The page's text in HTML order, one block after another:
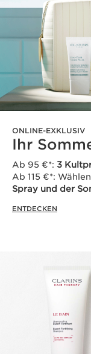
ONLINE-EXKLUSIV
Ihr
Ab 95 €*: 3
Ab 115 €*:
Spray und der
ENTDECKEN